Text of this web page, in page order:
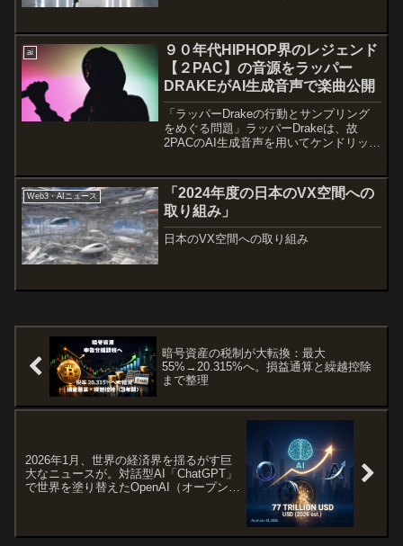
域ヘルスケアフィジカルAIは、医療分野
でも重要な役割を果た...
ai
９０年代HIPHOP界のレジェンド
【２PAC】の音源をラッパー
DRAKEがAI生成音声で楽曲公開
「ラッパーDrakeの行動とサンプリング
をめぐる問題」ラッパーDrakeは、故
2PACのAI生成音声を用いてケンドリッ
の声をAI生成して使用したこの行動に対
し、2P...
Web3・AIニュース
「2024年度の日本のVX空間への
取り組み」
日本のVX空間への取り組み
暗号資産の税制が大転換：最大
55%→20.315%へ。損益通算と繰越控除
まで整理
2026年1月、世界の経済界を揺るがす巨
大なニュースが。対話型AI「ChatGPT」
で世界を塗り替えたOpenAI（オープン